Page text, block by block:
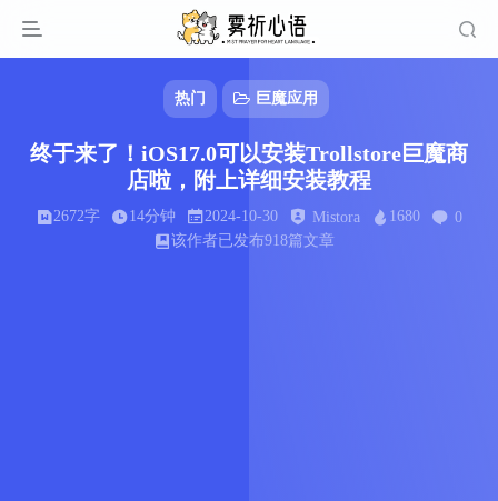
热门 巨魔应用
终于来了！iOS17.0可以安装Trollstore巨魔商
店啦，附上详细安装教程
2672字 14分钟 2024-10-30 Mistora 1680
0
该作者已发布918篇文章